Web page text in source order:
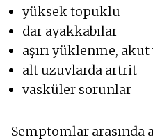
yüksek topuklu
dar ayakkabılar
aşırı yüklenme,
alt uzuvlarda artrit
vasküler sorunlar
Semptomlar arasında